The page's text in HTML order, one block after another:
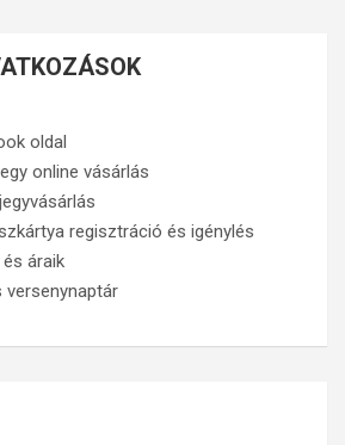
oldal
online vásárlás
regisztráció és igénylés
áraik
versenynaptár